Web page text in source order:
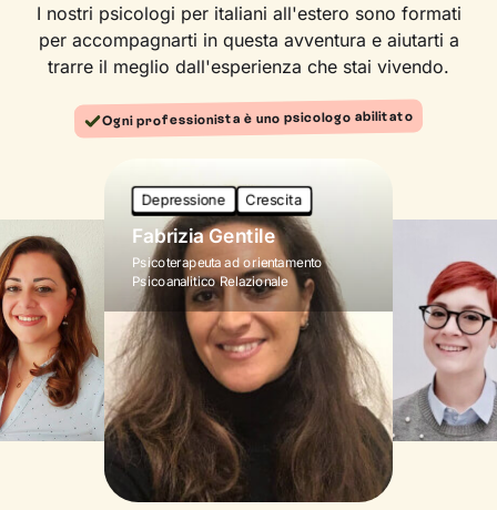
I nostri psicologi per italiani all'estero sono formati
per accompagnarti in questa avventura e aiutarti a
trarre il meglio dall'esperienza che stai vivendo.
Ogni professionista è uno psicologo abilitato
Depressione Crescita
Fabrizia Gentile
Psicoterapeuta ad orientamento
Psicoanalitico Relazionale